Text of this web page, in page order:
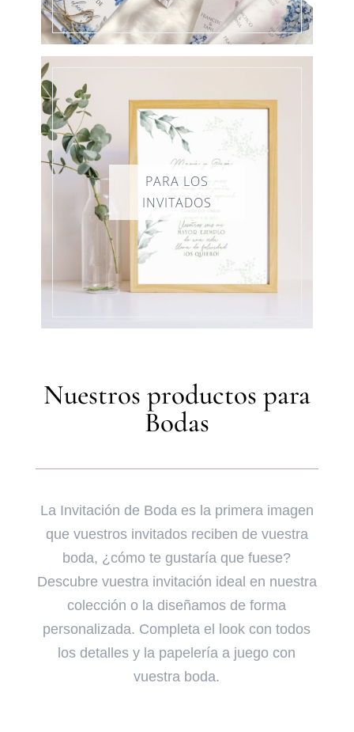
Nuestros productos para
Bodas
La Invitación de Boda es la primera imagen
que vuestros invitados reciben de vuestra
boda, ¿cómo te gustaría que fuese?
Descubre vuestra invitación ideal en nuestra
colección o la diseñamos de forma
personalizada. Completa el look con todos
los detalles y la papelería a juego con
vuestra boda.